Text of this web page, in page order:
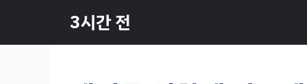
츠
3시간 전